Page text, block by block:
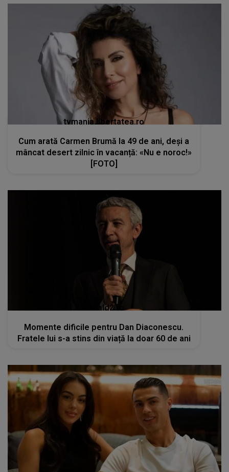
tvmania.libertatea.ro
Cum arată Carmen Brumă la 49 de ani, deși a
mâncat desert zilnic în vacanță: «Nu e noroc!»
[FOTO]
kanald2.ro
Momente dificile pentru Dan Diaconescu.
Fratele lui s-a stins din viață la doar 60 de ani